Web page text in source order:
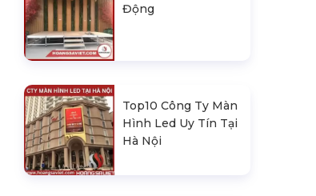
Động
Top10 Công Ty Màn
Hình Led Uy Tín Tại
Hà Nội